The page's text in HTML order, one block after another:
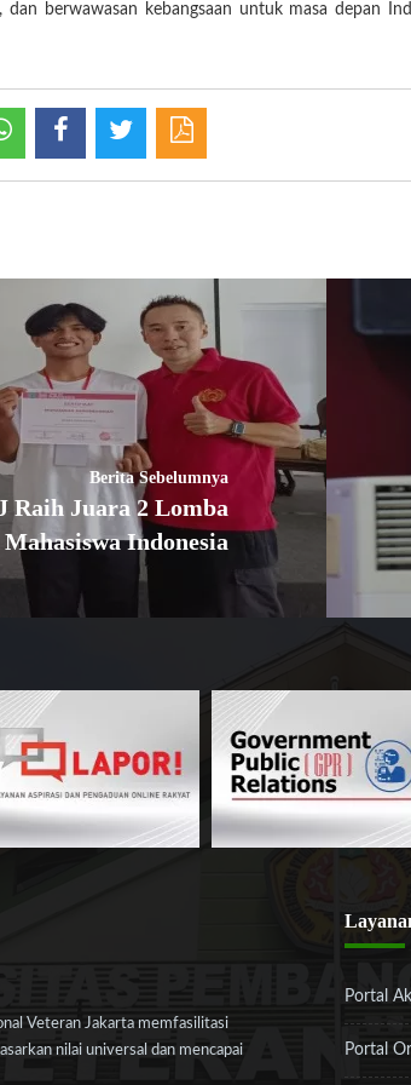
dan berwawasan kebangsaan untuk masa depan
Berita Sebelumnya
Raih Juara 2 Lomba
Indonesia
Veteran Jakarta memfasilitasi
nilai universal dan mencapai
Portal
Portal